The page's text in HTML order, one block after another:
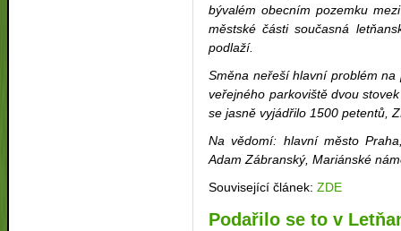
bývalém obecním pozemku
městské části současná
podlaží.
Směna neřeší hlavní problém
veřejného parkoviště dvou
se jasně vyjádřilo 1500 petentů,
Na vědomí: hlavní město
Adam Zábranský, Mariánské
Související článek:ZDE
Podařilo se to v